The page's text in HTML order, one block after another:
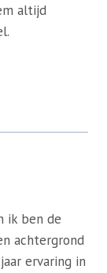
altijd
ik ben de
achtergrond
ervaring in